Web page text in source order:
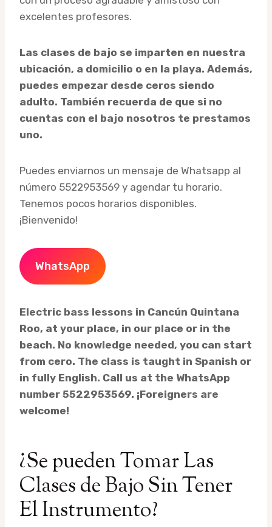
excelentes profesores.
Las clases de bajo se imparten en nuestra
ubicación, a domicilio o en la playa. Además,
puedes empezar desde ceros siendo
adulto. También recuerda de que si no
cuentas con el bajo nosotros te prestamos
uno.
Puedes enviarnos un mensaje de Whatsapp al
número 5522953569 y agendar tu horario.
Tenemos pocos horarios disponibles.
¡Bienvenido!
WhatsApp
Electric bass lessons in Cancún Quintana
Roo, at your place, in our place or in the
beach. No knowledge needed, you can start
from cero. The class is taught in Spanish or
in fully English. Call us at the WhatsApp
number 5522953569. ¡Foreigners are
welcome!
¿Se pueden Tomar Las
Clases de Bajo Sin Tener
El Instrumento?